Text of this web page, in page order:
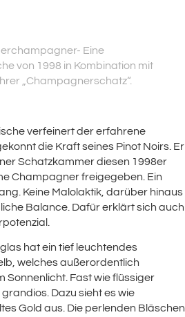
Eine
von 1998 in Kombination mit
„Champagnerschatz“.
verfeinert der erfahrene
die Kraft seines Pinot Noirs. Er
Schatzkammer diesen 1998er
Champagner freigegeben. Ein
Keine Malolaktik, darüber hinaus
Balance. Dafür erklärt sich auch
hat ein tief leuchtendes
welches außerordentlich
Sonnenlicht. Fast wie flüssiger
Dazu sieht es wie
Gold aus. Die perlenden Bläschen